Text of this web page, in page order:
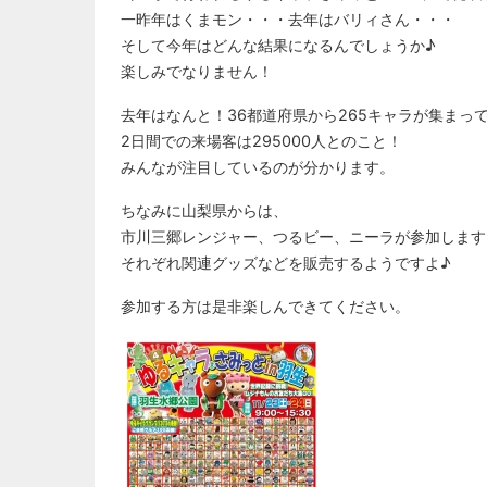
一昨年はくまモン・・・去年はバリィさん・・・
そして今年はどんな結果になるんでしょうか♪
楽しみでなりません！
去年はなんと！36都道府県から265キャラが集まっ
2日間での来場客は295000人とのこと！
みんなが注目しているのが分かります。
ちなみに山梨県からは、
市川三郷レンジャー、つるビー、ニーラが参加しま
それぞれ関連グッズなどを販売するようですよ♪
参加する方は是非楽しんできてください。